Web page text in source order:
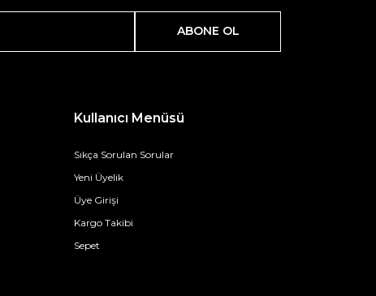
ABONE OL
Kullanıcı Menüsü
Sıkça Sorulan Sorular
Yeni Üyelik
Üye Girişi
Kargo Takibi
Sepet